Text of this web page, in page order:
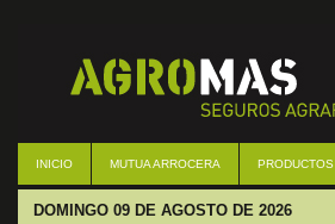
INICIO MUTUA ARROCERA PRODUCTOS
DOMINGO 09 DE AGOSTO DE 2026